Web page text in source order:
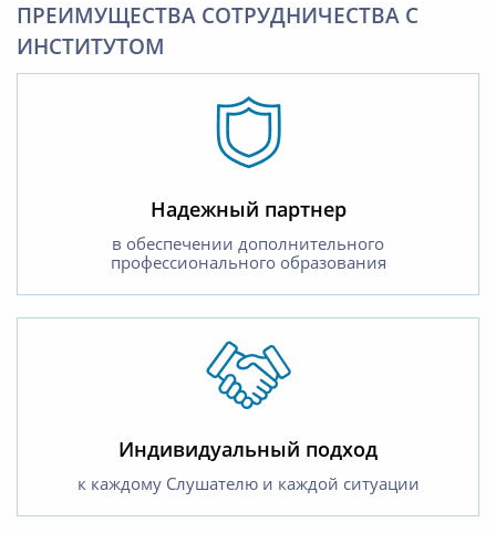
ПРЕИМУЩЕСТВА СОТРУДНИЧЕСТВА С
ИНСТИТУТОМ
Надежный партнер
в обеспечении дополнительного
профессионального образования
Индивидуальный подход
к каждому Слушателю и каждой ситуации